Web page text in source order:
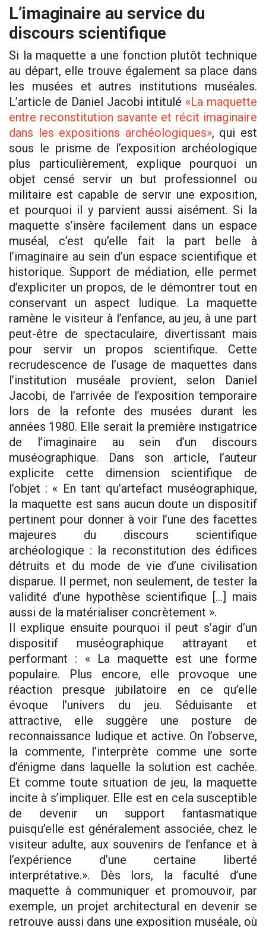
L’imaginaire au service du
discours scientifique
Si la maquette a une fonction plutôt technique
au départ, elle trouve également sa place dans
les musées et autres institutions muséales.
L’article de Daniel Jacobi intitulé «La maquette
entre reconstitution savante et récit imaginaire
dans les expositions archéologiques», qui est
sous le prisme de l’exposition archéologique
plus particulièrement, explique pourquoi un
objet censé servir un but professionnel ou
militaire est capable de servir une exposition,
et pourquoi il y parvient aussi aisément. Si la
maquette s’insère facilement dans un espace
muséal, c’est qu’elle fait la part belle à
l’imaginaire au sein d’un espace scientifique et
historique. Support de médiation, elle permet
d’expliciter un propos, de le démontrer tout en
conservant un aspect ludique. La maquette
ramène le visiteur à l’enfance, au jeu, à une part
peut-être de spectaculaire, divertissant mais
pour servir un propos scientifique. Cette
recrudescence de l’usage de maquettes dans
l’institution muséale provient, selon Daniel
Jacobi, de l’arrivée de l’exposition temporaire
lors de la refonte des musées durant les
années 1980. Elle serait la première instigatrice
de l’imaginaire au sein d’un discours
muséographique. Dans son article, l’auteur
explicite cette dimension scientifique de
l’objet : « En tant qu’artefact muséographique,
la maquette est sans aucun doute un dispositif
pertinent pour donner à voir l’une des facettes
majeures du discours scientifique
archéologique : la reconstitution des édifices
détruits et du mode de vie d’une civilisation
disparue. Il permet, non seulement, de tester la
validité d’une hypothèse scientifique […] mais
aussi de la matérialiser concrètement ».
Il explique ensuite pourquoi il peut s’agir d’un
dispositif muséographique attrayant et
performant : « La maquette est une forme
populaire. Plus encore, elle provoque une
réaction presque jubilatoire en ce qu’elle
évoque l’univers du jeu. Séduisante et
attractive, elle suggère une posture de
reconnaissance ludique et active. On l’observe,
la commente, l’interprète comme une sorte
d’énigme dans laquelle la solution est cachée.
Et comme toute situation de jeu, la maquette
incite à s’impliquer. Elle est en cela susceptible
de devenir un support fantasmatique
puisqu’elle est généralement associée, chez le
visiteur adulte, aux souvenirs de l’enfance et à
l’expérience d’une certaine liberté
interprétative.». Dès lors, la faculté d’une
maquette à communiquer et promouvoir, par
exemple, un projet architectural en devenir se
retrouve aussi dans une exposition muséale, où